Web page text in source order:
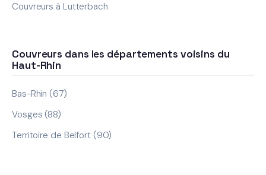
Couvreurs à Lutterbach
Couvreurs dans les départements voisins du
Haut-Rhin
Bas-Rhin (67)
Vosges (88)
Territoire de Belfort (90)